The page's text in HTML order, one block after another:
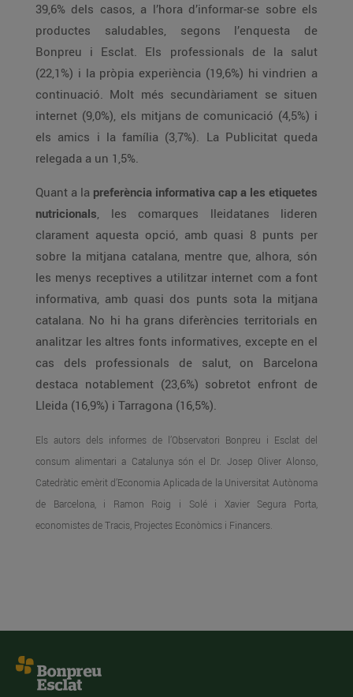
39,6% dels casos, a l’hora d’informar-se sobre els
productes saludables, segons l’enquesta de
Bonpreu i Esclat. Els professionals de la salut
(22,1%) i la pròpia experiència (19,6%) hi vindrien a
continuació. Molt més secundàriament se situen
internet (9,0%), els mitjans de comunicació (4,5%) i
els amics i la família (3,7%). La Publicitat queda
relegada a un 1,5%.
Quant a la preferència informativa cap a les etiquetes
nutricionals, les comarques lleidatanes lideren
clarament aquesta opció, amb quasi 8 punts per
sobre la mitjana catalana, mentre que, alhora, són
les menys receptives a utilitzar internet com a font
informativa, amb quasi dos punts sota la mitjana
catalana. No hi ha grans diferències territorials en
analitzar les altres fonts informatives, excepte en el
cas dels professionals de salut, on Barcelona
destaca notablement (23,6%) sobretot enfront de
Lleida (16,9%) i Tarragona (16,5%).
Els autors dels informes de l’Observatori Bonpreu i Esclat del
consum alimentari a Catalunya són el Dr. Josep Oliver Alonso,
Catedràtic emèrit d’Economia Aplicada de la Universitat Autònoma
de Barcelona, i Ramon Roig i Solé i Xavier Segura Porta,
economistes de Tracis, Projectes Econòmics i Financers.